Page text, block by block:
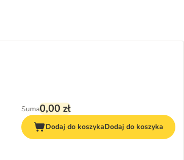
Suma0,00 zł
Dodaj do koszykaDodaj do koszyka